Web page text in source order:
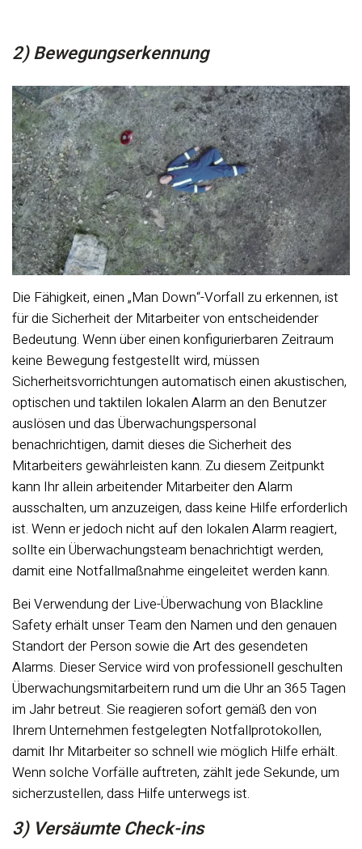
2) Bewegungserkennung
Die Fähigkeit, einen „Man Down“-Vorfall zu erkennen, ist
für die Sicherheit der Mitarbeiter von entscheidender
Bedeutung. Wenn über einen konfigurierbaren Zeitraum
keine Bewegung festgestellt wird, müssen
Sicherheitsvorrichtungen automatisch einen akustischen,
optischen und taktilen lokalen Alarm an den Benutzer
auslösen und das Überwachungspersonal
benachrichtigen, damit dieses die Sicherheit des
Mitarbeiters gewährleisten kann. Zu diesem Zeitpunkt
kann Ihr allein arbeitender Mitarbeiter den Alarm
ausschalten, um anzuzeigen, dass keine Hilfe erforderlich
ist. Wenn er jedoch nicht auf den lokalen Alarm reagiert,
sollte ein Überwachungsteam benachrichtigt werden,
damit eine Notfallmaßnahme eingeleitet werden kann.
Bei Verwendung der Live-Überwachung von Blackline
Safety erhält unser Team den Namen und den genauen
Standort der Person sowie die Art des gesendeten
Alarms. Dieser Service wird von professionell geschulten
Überwachungsmitarbeitern rund um die Uhr an 365 Tagen
im Jahr betreut. Sie reagieren sofort gemäß den von
Ihrem Unternehmen festgelegten Notfallprotokollen,
damit Ihr Mitarbeiter so schnell wie möglich Hilfe erhält.
Wenn solche Vorfälle auftreten, zählt jede Sekunde, um
sicherzustellen, dass Hilfe unterwegs ist.
3) Versäumte Check-ins